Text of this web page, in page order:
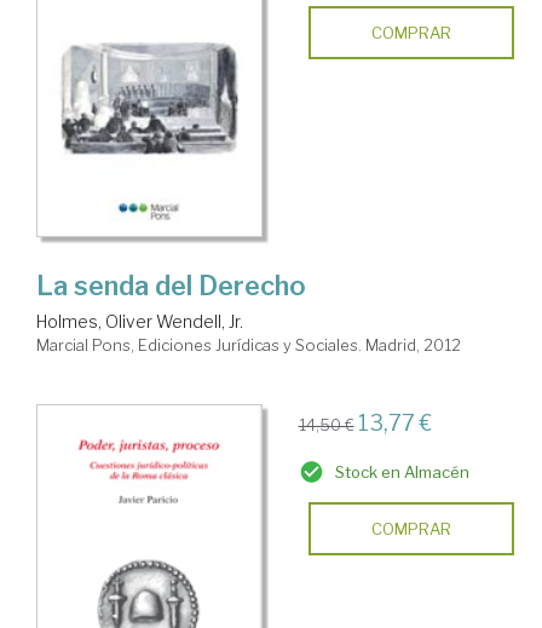
COMPRAR
La senda del Derecho
Holmes, Oliver Wendell, Jr.
Marcial Pons, Ediciones Jurídicas y Sociales. Madrid, 2012
14,50 € 13,77 €
Stock en Almacén
COMPRAR